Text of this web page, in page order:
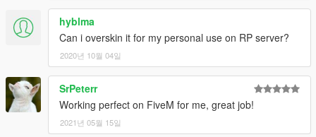
hyblma
Can i overskin it for my personal use on RP server?
2020년 10월 04일
SrPeterr
Working perfect on FiveM for me, great job!
2021년 05월 15일